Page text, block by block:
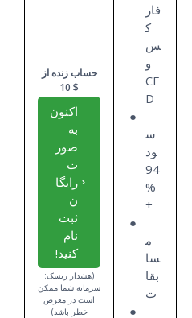
فار
ک
س
و
CF
D
س
ود
94
%
+
م
سا
بقا
ت
حساب زنده از
$ 10
اکنون
به
صور
ت
رایگا
ن
ثبت
نام
کنید!
(هشدار ریسک:
سرمایه شما ممکن
است در معرض
خطر باشد)